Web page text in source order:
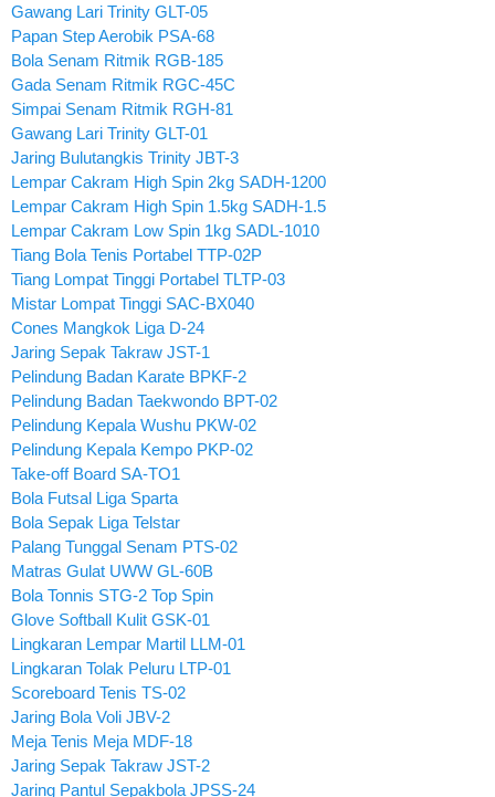
Gawang Lari Trinity GLT-05
Papan Step Aerobik PSA-68
Bola Senam Ritmik RGB-185
Gada Senam Ritmik RGC-45C
Simpai Senam Ritmik RGH-81
Gawang Lari Trinity GLT-01
Jaring Bulutangkis Trinity JBT-3
Lempar Cakram High Spin 2kg SADH-1200
Lempar Cakram High Spin 1.5kg SADH-1.5
Lempar Cakram Low Spin 1kg SADL-1010
Tiang Bola Tenis Portabel TTP-02P
Tiang Lompat Tinggi Portabel TLTP-03
Mistar Lompat Tinggi SAC-BX040
Cones Mangkok Liga D-24
Jaring Sepak Takraw JST-1
Pelindung Badan Karate BPKF-2
Pelindung Badan Taekwondo BPT-02
Pelindung Kepala Wushu PKW-02
Pelindung Kepala Kempo PKP-02
Take-off Board SA-TO1
Bola Futsal Liga Sparta
Bola Sepak Liga Telstar
Palang Tunggal Senam PTS-02
Matras Gulat UWW GL-60B
Bola Tonnis STG-2 Top Spin
Glove Softball Kulit GSK-01
Lingkaran Lempar Martil LLM-01
Lingkaran Tolak Peluru LTP-01
Scoreboard Tenis TS-02
Jaring Bola Voli JBV-2
Meja Tenis Meja MDF-18
Jaring Sepak Takraw JST-2
Jaring Pantul Sepakbola JPSS-24